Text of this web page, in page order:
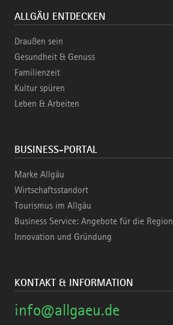
ALLGÄU ENTDECKEN
Draußen sein
Gesundheit & Genuss
Familienzeit
Kultur spüren
Leben & Arbeiten
BUSINESS-PORTAL
Marke Allgäu
Wirtschaftsstandort
Tourismus im Allgäu
Business Service: Angebote für die Region
Innovation und Gründung
KONTAKT & INFORMATION
info@allgaeu.de